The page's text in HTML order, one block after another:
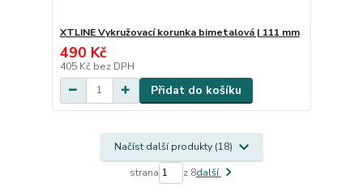
XTLINE Vykružovací korunka bimetalová | 111 mm
490 Kč
405 Kč bez DPH
Přidat do košíku
Načíst další produkty (18)
strana z 8další